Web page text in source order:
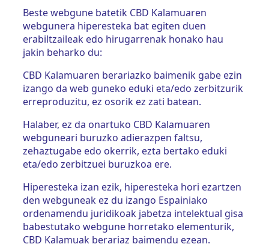
Beste webgune batetik CBD Kalamuaren
webgunera hiperesteka bat egiten duen
erabiltzaileak edo hirugarrenak honako hau
jakin beharko du:
CBD Kalamuaren berariazko baimenik gabe ezin
izango da web guneko eduki eta/edo zerbitzurik
erreproduzitu, ez osorik ez zati batean.
Halaber, ez da onartuko CBD Kalamuaren
webguneari buruzko adierazpen faltsu,
zehaztugabe edo okerrik, ezta bertako eduki
eta/edo zerbitzuei buruzkoa ere.
Hiperesteka izan ezik, hiperesteka hori ezartzen
den webguneak ez du izango Espainiako
ordenamendu juridikoak jabetza intelektual gisa
babestutako webgune horretako elementurik,
CBD Kalamuak berariaz baimendu ezean.